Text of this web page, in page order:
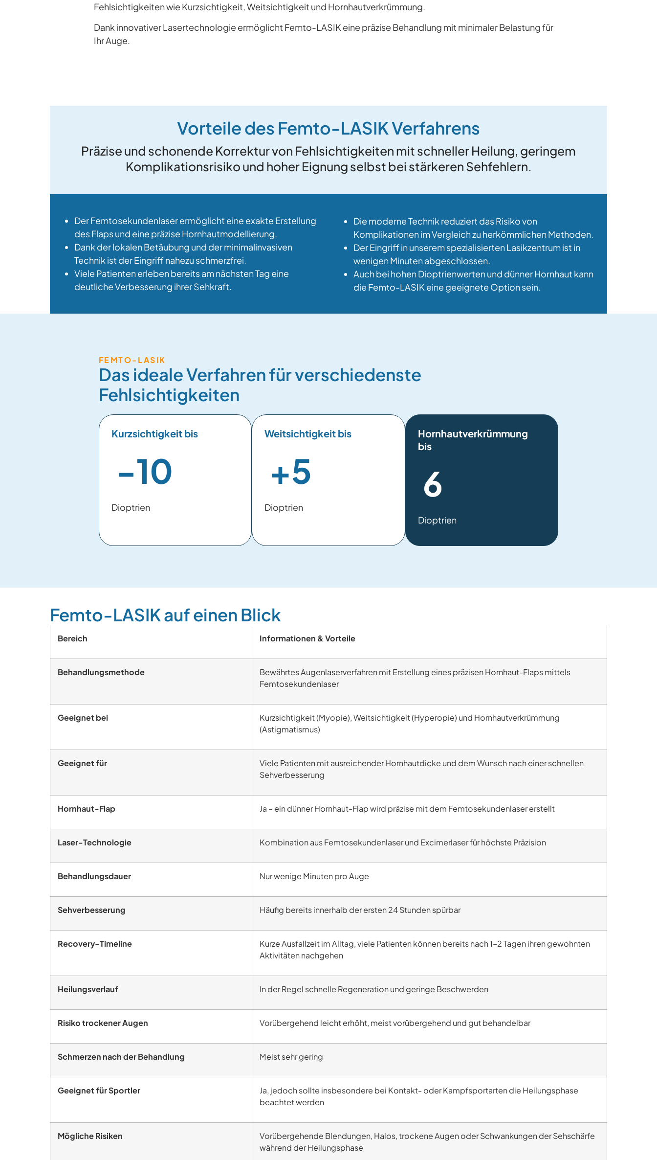
Fehlsichtigkeiten wie Kurzsichtigkeit, Weitsichtigkeit und Hornhautverkrümmung.
Dank innovativer Lasertechnologie ermöglicht Femto-LASIK eine präzise Behandlung mit minimaler Belastung für
Ihr Auge.
Vorteile des Femto-LASIK Verfahrens
Präzise und schonende Korrektur von Fehlsichtigkeiten mit schneller Heilung, geringem
Komplikationsrisiko und hoher Eignung selbst bei stärkeren Sehfehlern.
Der Femtosekundenlaser ermöglicht eine exakte Erstellung
des Flaps und eine präzise Hornhautmodellierung.
Dank der lokalen Betäubung und der minimalinvasiven
Technik ist der Eingriff nahezu schmerzfrei.
Viele Patienten erleben bereits am nächsten Tag eine
deutliche Verbesserung ihrer Sehkraft.
Die moderne Technik reduziert das Risiko von
Komplikationen im Vergleich zu herkömmlichen Methoden.
Der Eingriff in unserem spezialisierten Lasikzentrum ist in
wenigen Minuten abgeschlossen.
Auch bei hohen Dioptrienwerten und dünner Hornhaut kann
die Femto-LASIK eine geeignete Option sein.
FEMTO-LASIK
Das ideale Verfahren für verschiedenste
Fehlsichtigkeiten
Kurzsichtigkeit bis
-10
Dioptrien
Weitsichtigkeit bis
+5
Dioptrien
Hornhautverkrümmung
bis
6
Dioptrien
Femto-LASIK auf einen Blick
Bereich Informationen & Vorteile
Behandlungsmethode
Bewährtes Augenlaserverfahren mit Erstellung eines präzisen Hornhaut-Flaps mittels
Femtosekundenlaser
Geeignet bei
Kurzsichtigkeit (Myopie), Weitsichtigkeit (Hyperopie) und Hornhautverkrümmung
(Astigmatismus)
Geeignet für
Viele Patienten mit ausreichender Hornhautdicke und dem Wunsch nach einer schnellen
Sehverbesserung
Hornhaut-Flap Ja – ein dünner Hornhaut-Flap wird präzise mit dem Femtosekundenlaser erstellt
Laser-Technologie Kombination aus Femtosekundenlaser und Excimerlaser für höchste Präzision
Behandlungsdauer Nur wenige Minuten pro Auge
Sehverbesserung Häufig bereits innerhalb der ersten 24 Stunden spürbar
Recovery-Timeline
Kurze Ausfallzeit im Alltag, viele Patienten können bereits nach 1–2 Tagen ihren gewohnten
Aktivitäten nachgehen
Heilungsverlauf In der Regel schnelle Regeneration und geringe Beschwerden
Risiko trockener Augen Vorübergehend leicht erhöht, meist vorübergehend und gut behandelbar
Schmerzen nach der Behandlung Meist sehr gering
Geeignet für Sportler
Ja, jedoch sollte insbesondere bei Kontakt- oder Kampfsportarten die Heilungsphase
beachtet werden
Mögliche Risiken
Vorübergehende Blendungen, Halos, trockene Augen oder Schwankungen der Sehschärfe
während der Heilungsphase